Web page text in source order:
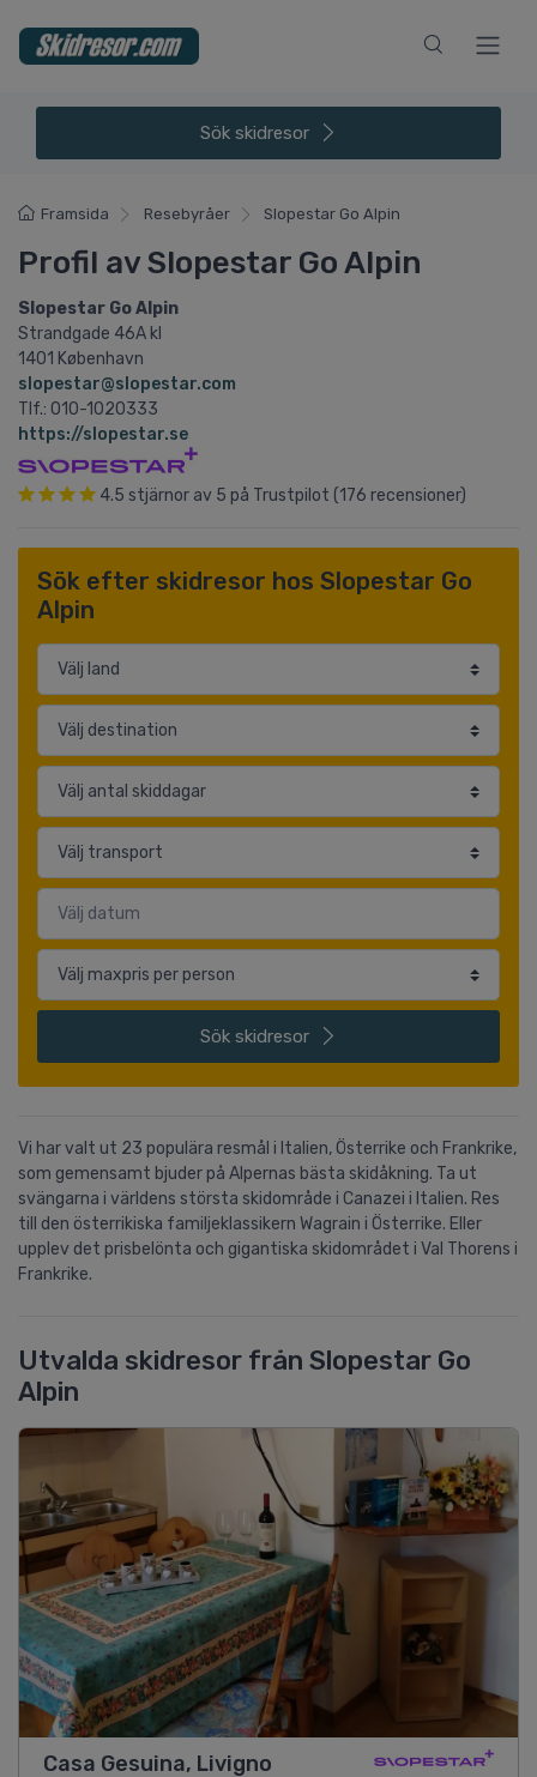
Sök skidresor
Framsida Resebyråer Slopestar Go Alpin
Profil av Slopestar Go Alpin
Slopestar Go Alpin
Strandgade 46A kl
1401 København
slopestar@slopestar.com
Tlf.: 010-1020333
https://slopestar.se
4.5 stjärnor av 5 på Trustpilot (176 recensioner)
Sök efter skidresor hos Slopestar Go
Alpin
Sök skidresor
Vi har valt ut 23 populära resmål i Italien, Österrike och Frankrike,
som gemensamt bjuder på Alpernas bästa skidåkning. Ta ut
svängarna i världens största skidområde i Canazei i Italien. Res
till den österrikiska familjeklassikern Wagrain i Österrike. Eller
upplev det prisbelönta och gigantiska skidområdet i Val Thorens i
Frankrike.
Utvalda skidresor från Slopestar Go
Alpin
Casa Gesuina, Livigno